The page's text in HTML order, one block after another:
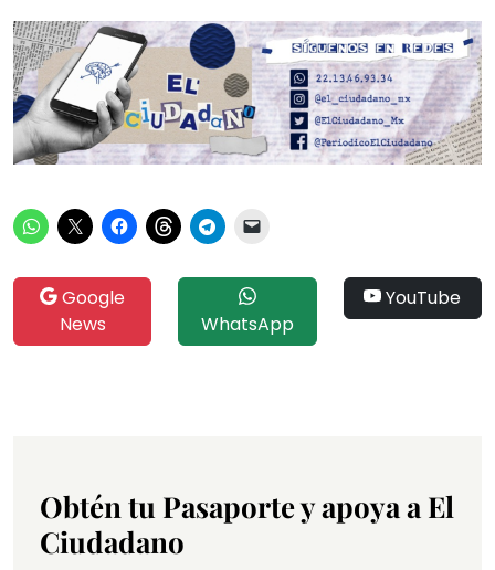
Google
News
WhatsApp
YouTube
Obtén tu Pasaporte y apoya a El
Ciudadano